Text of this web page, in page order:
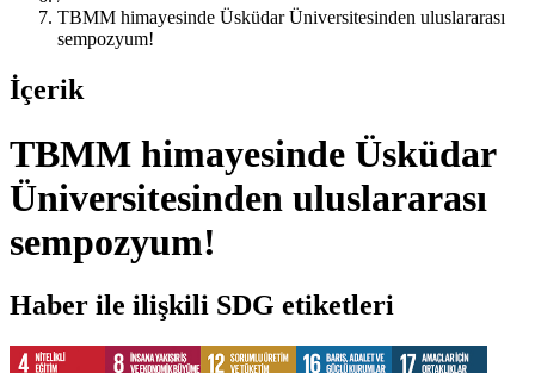
TBMM himayesinde Üsküdar Üniversitesinden uluslararası
sempozyum!
İçerik
TBMM himayesinde Üsküdar
Üniversitesinden uluslararası
sempozyum!
Haber ile ilişkili SDG etiketleri